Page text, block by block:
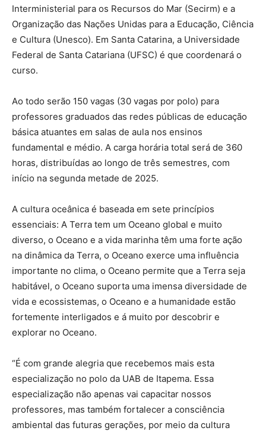
Interministerial para os Recursos do Mar (Secirm) e a
Organização das Nações Unidas para a Educação, Ciência
e Cultura (Unesco). Em Santa Catarina, a Universidade
Federal de Santa Catariana (UFSC) é que coordenará o
curso.
Ao todo serão 150 vagas (30 vagas por polo) para
professores graduados das redes públicas de educação
básica atuantes em salas de aula nos ensinos
fundamental e médio. A carga horária total será de 360
horas, distribuídas ao longo de três semestres, com
início na segunda metade de 2025.
A cultura oceânica é baseada em sete princípios
essenciais: A Terra tem um Oceano global e muito
diverso, o Oceano e a vida marinha têm uma forte ação
na dinâmica da Terra, o Oceano exerce uma influência
importante no clima, o Oceano permite que a Terra seja
habitável, o Oceano suporta uma imensa diversidade de
vida e ecossistemas, o Oceano e a humanidade estão
fortemente interligados e á muito por descobrir e
explorar no Oceano.
“É com grande alegria que recebemos mais esta
especialização no polo da UAB de Itapema. Essa
especialização não apenas vai capacitar nossos
professores, mas também fortalecer a consciência
ambiental das futuras gerações, por meio da cultura